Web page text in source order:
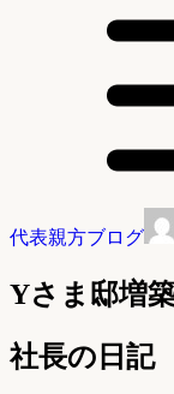
代表親方ブログ
Yさま邸増
社長の日記